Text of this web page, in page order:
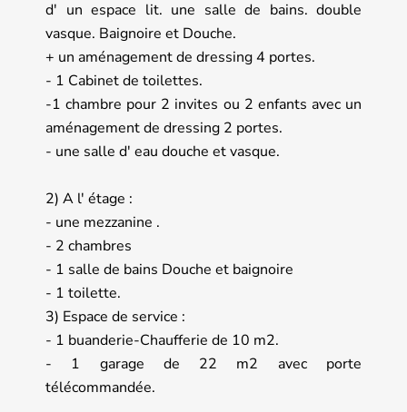
d' un espace lit. une salle de bains. double
vasque. Baignoire et Douche.
+ un aménagement de dressing 4 portes.
- 1 Cabinet de toilettes.
-1 chambre pour 2 invites ou 2 enfants avec un
aménagement de dressing 2 portes.
- une salle d' eau douche et vasque.
2) A l' étage :
- une mezzanine .
- 2 chambres
- 1 salle de bains Douche et baignoire
- 1 toilette.
3) Espace de service :
- 1 buanderie-Chaufferie de 10 m2.
- 1 garage de 22 m2 avec porte
télécommandée.